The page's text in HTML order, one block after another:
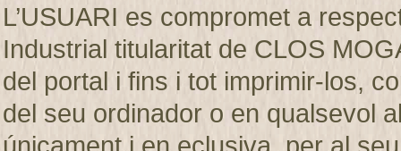
L’USUARI es compromet a
Industrial titularitat de CLOS
del portal i fins i tot imprimir-los,
del seu ordinador o en qualsevol